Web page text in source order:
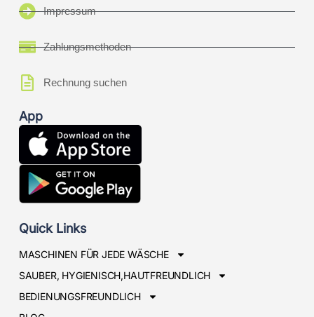
Impressum
Zahlungsmethoden
Rechnung suchen
App
Quick Links
MASCHINEN FÜR JEDE WÄSCHE
SAUBER, HYGIENISCH,HAUTFREUNDLICH
BEDIENUNGSFREUNDLICH